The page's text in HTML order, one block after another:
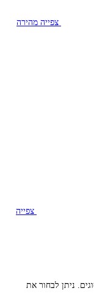
צפייה מהירה
צפייה
ניתן לבחור את